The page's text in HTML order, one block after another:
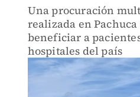
Una procuración
realizada en
beneficiar a
hospitales del país